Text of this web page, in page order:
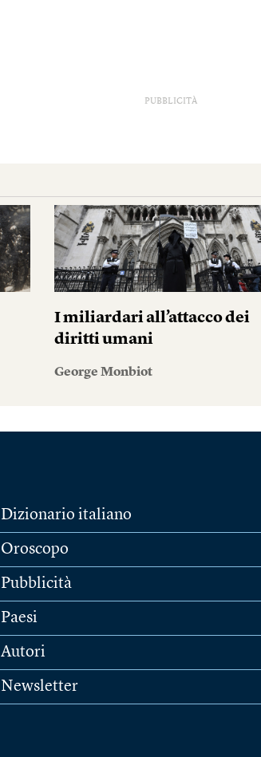
PUBBLICITÀ
I miliardari all’attacco dei
diritti umani
George Monbiot
Dizionario italiano
Oroscopo
Pubblicità
Paesi
Autori
Newsletter